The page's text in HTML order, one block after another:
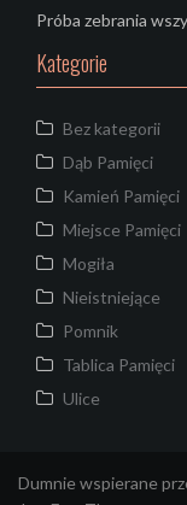
Próba zebrania
Kategorie
Bez kategorii
Dąb Pamięci
Kamień Pamięci
Miejsce Pamięci
Mogiła
Nieistniejące
Pomnik
Tablica Pamięci
Ulice
Dumnie wspierane